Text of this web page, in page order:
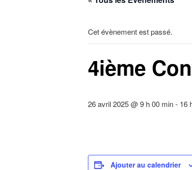
Cet évènement est passé.
4ième
26 avril 2025 @ 9 h 00 min- 16
Ajouter au calendrier